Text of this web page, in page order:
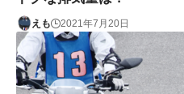
えも 2021年7月20日